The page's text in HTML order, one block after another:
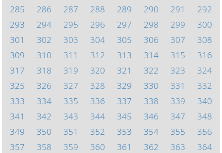
285
286 287 288 289 290 291
292
293
294 295 296 297 298 299
300
301
302 303 304 305 306 307
308
309
310 311 312 313 314 315
316
317
318 319 320 321 322 323
324
325
326 327 328 329 330 331
332
333
334 335 336 337 338 339
340
341
342 343 344 345 346 347
348
349
350 351 352 353 354 355
356
357
358 359 360 361 362 363 364